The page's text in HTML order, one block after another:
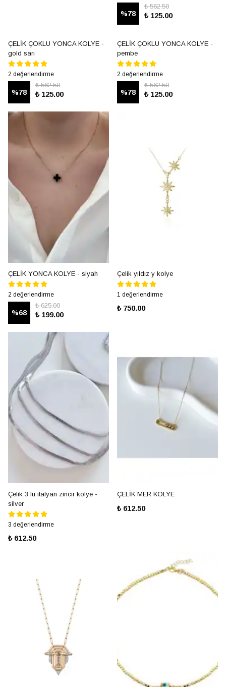
%78
₺ 562.50
₺ 125.00
ÇELİK ÇOKLU YONCA KOLYE -
gold sarı
2 değerlendirme
%78
₺ 562.50
₺ 125.00
ÇELİK ÇOKLU YONCA KOLYE -
pembe
2 değerlendirme
%78
₺ 562.50
₺ 125.00
ÇELİK YONCA KOLYE - siyah
2 değerlendirme
%68
₺ 625.00
₺ 199.00
Çelik yıldız y kolye
1 değerlendirme
₺ 750.00
Çelik 3 lü italyan zincir kolye -
silver
3 değerlendirme
₺ 612.50
ÇELİK MER KOLYE
₺ 612.50